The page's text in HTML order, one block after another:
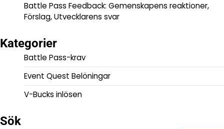
Battle Pass Feedback: Gemenskapens reaktioner,
Förslag, Utvecklarens svar
Kategorier
Battle Pass-krav
Event Quest Belöningar
V-Bucks inlösen
Sök